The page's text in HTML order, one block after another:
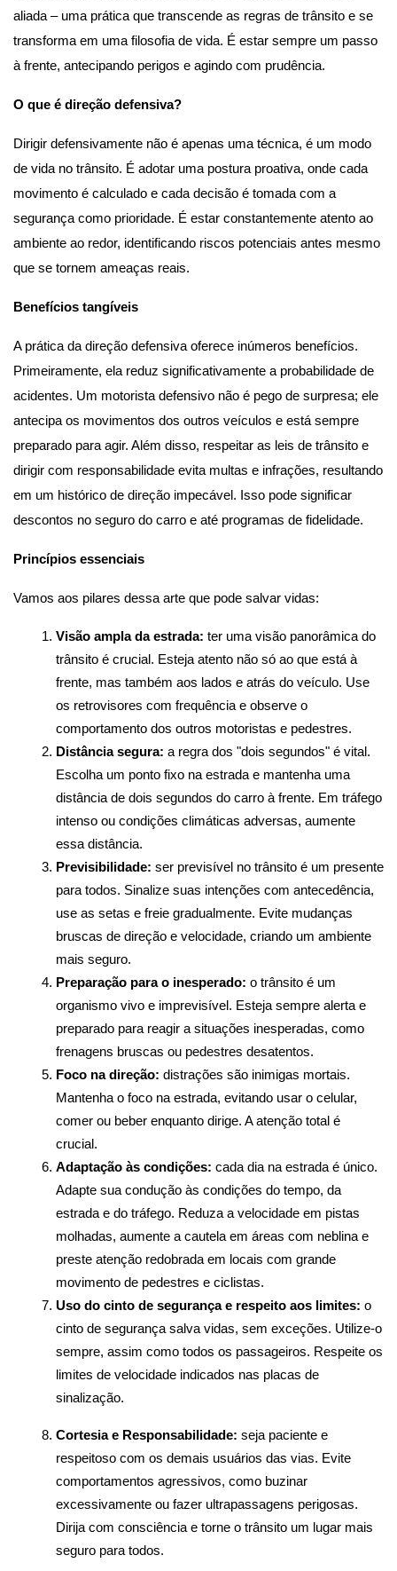
aliada – uma prática que transcende as regras de trânsito e se
transforma em uma filosofia de vida. É estar sempre um passo
à frente, antecipando perigos e agindo com prudência.
O que é direção defensiva?
Dirigir defensivamente não é apenas uma técnica, é um modo
de vida no trânsito. É adotar uma postura proativa, onde cada
movimento é calculado e cada decisão é tomada com a
segurança como prioridade. É estar constantemente atento ao
ambiente ao redor, identificando riscos potenciais antes mesmo
que se tornem ameaças reais.
Benefícios tangíveis
A prática da direção defensiva oferece inúmeros benefícios.
Primeiramente, ela reduz significativamente a probabilidade de
acidentes. Um motorista defensivo não é pego de surpresa; ele
antecipa os movimentos dos outros veículos e está sempre
preparado para agir. Além disso, respeitar as leis de trânsito e
dirigir com responsabilidade evita multas e infrações, resultando
em um histórico de direção impecável. Isso pode significar
descontos no seguro do carro e até programas de fidelidade.
Princípios essenciais
Vamos aos pilares dessa arte que pode salvar vidas:
Visão ampla da estrada: ter uma visão panorâmica do
trânsito é crucial. Esteja atento não só ao que está à
frente, mas também aos lados e atrás do veículo. Use
os retrovisores com frequência e observe o
comportamento dos outros motoristas e pedestres.
Distância segura: a regra dos "dois segundos" é vital.
Escolha um ponto fixo na estrada e mantenha uma
distância de dois segundos do carro à frente. Em tráfego
intenso ou condições climáticas adversas, aumente
essa distância.
Previsibilidade: ser previsível no trânsito é um presente
para todos. Sinalize suas intenções com antecedência,
use as setas e freie gradualmente. Evite mudanças
bruscas de direção e velocidade, criando um ambiente
mais seguro.
Preparação para o inesperado: o trânsito é um
organismo vivo e imprevisível. Esteja sempre alerta e
preparado para reagir a situações inesperadas, como
frenagens bruscas ou pedestres desatentos.
Foco na direção: distrações são inimigas mortais.
Mantenha o foco na estrada, evitando usar o celular,
comer ou beber enquanto dirige. A atenção total é
crucial.
Adaptação às condições: cada dia na estrada é único.
Adapte sua condução às condições do tempo, da
estrada e do tráfego. Reduza a velocidade em pistas
molhadas, aumente a cautela em áreas com neblina e
preste atenção redobrada em locais com grande
movimento de pedestres e ciclistas.
Uso do cinto de segurança e respeito aos limites: o
cinto de segurança salva vidas, sem exceções. Utilize-o
sempre, assim como todos os passageiros. Respeite os
limites de velocidade indicados nas placas de
sinalização.
Cortesia e Responsabilidade: seja paciente e
respeitoso com os demais usuários das vias. Evite
comportamentos agressivos, como buzinar
excessivamente ou fazer ultrapassagens perigosas.
Dirija com consciência e torne o trânsito um lugar mais
seguro para todos.